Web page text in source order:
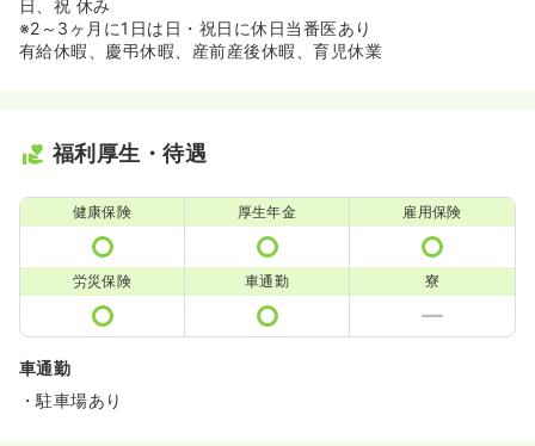
日、祝 休み
※2～3ヶ月に1日は日・祝日に休日当番医あり
有給休暇、慶弔休暇、産前産後休暇、育児休業
福利厚生・待遇
健康保険 厚生年金 雇用保険
労災保険 車通勤 寮
車通勤
・駐車場あり